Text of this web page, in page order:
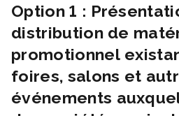
Option 1 :
distribution de
promotionnel
foires, salons et
événements